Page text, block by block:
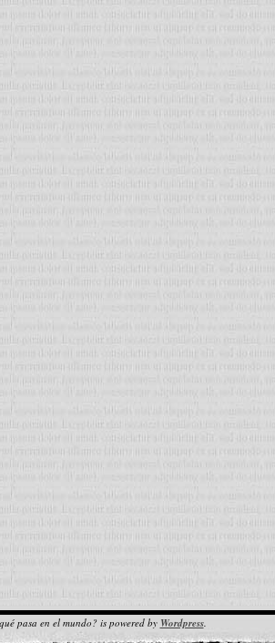
pasa en el mundo? is powered by Wordpress.